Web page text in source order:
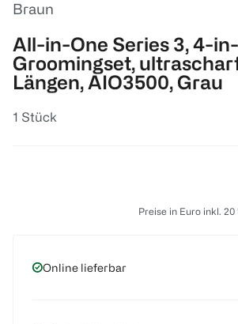
Braun
All-in-One Series 3, 4-
Groomingset,
Längen, AIO3500, Grau
1 Stück
Preise in Euro inkl.
Online lieferbar